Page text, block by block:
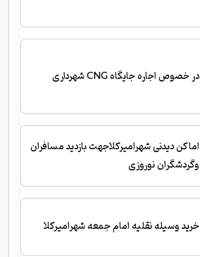
در خصوص اجاره جایگاه CNG شهرداری
اماکن دیدنی شهرامیرکلاجهت بازدید مسافران
وگردشگران نوروزی
خرید وسیله نقلیه امام جمعه شهرامیرکلا